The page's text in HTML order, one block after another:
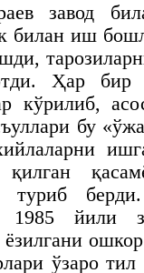
завод
билан иш
Ҳар
кўрилиб,
бу
туриб
1985 йили
ўзаро